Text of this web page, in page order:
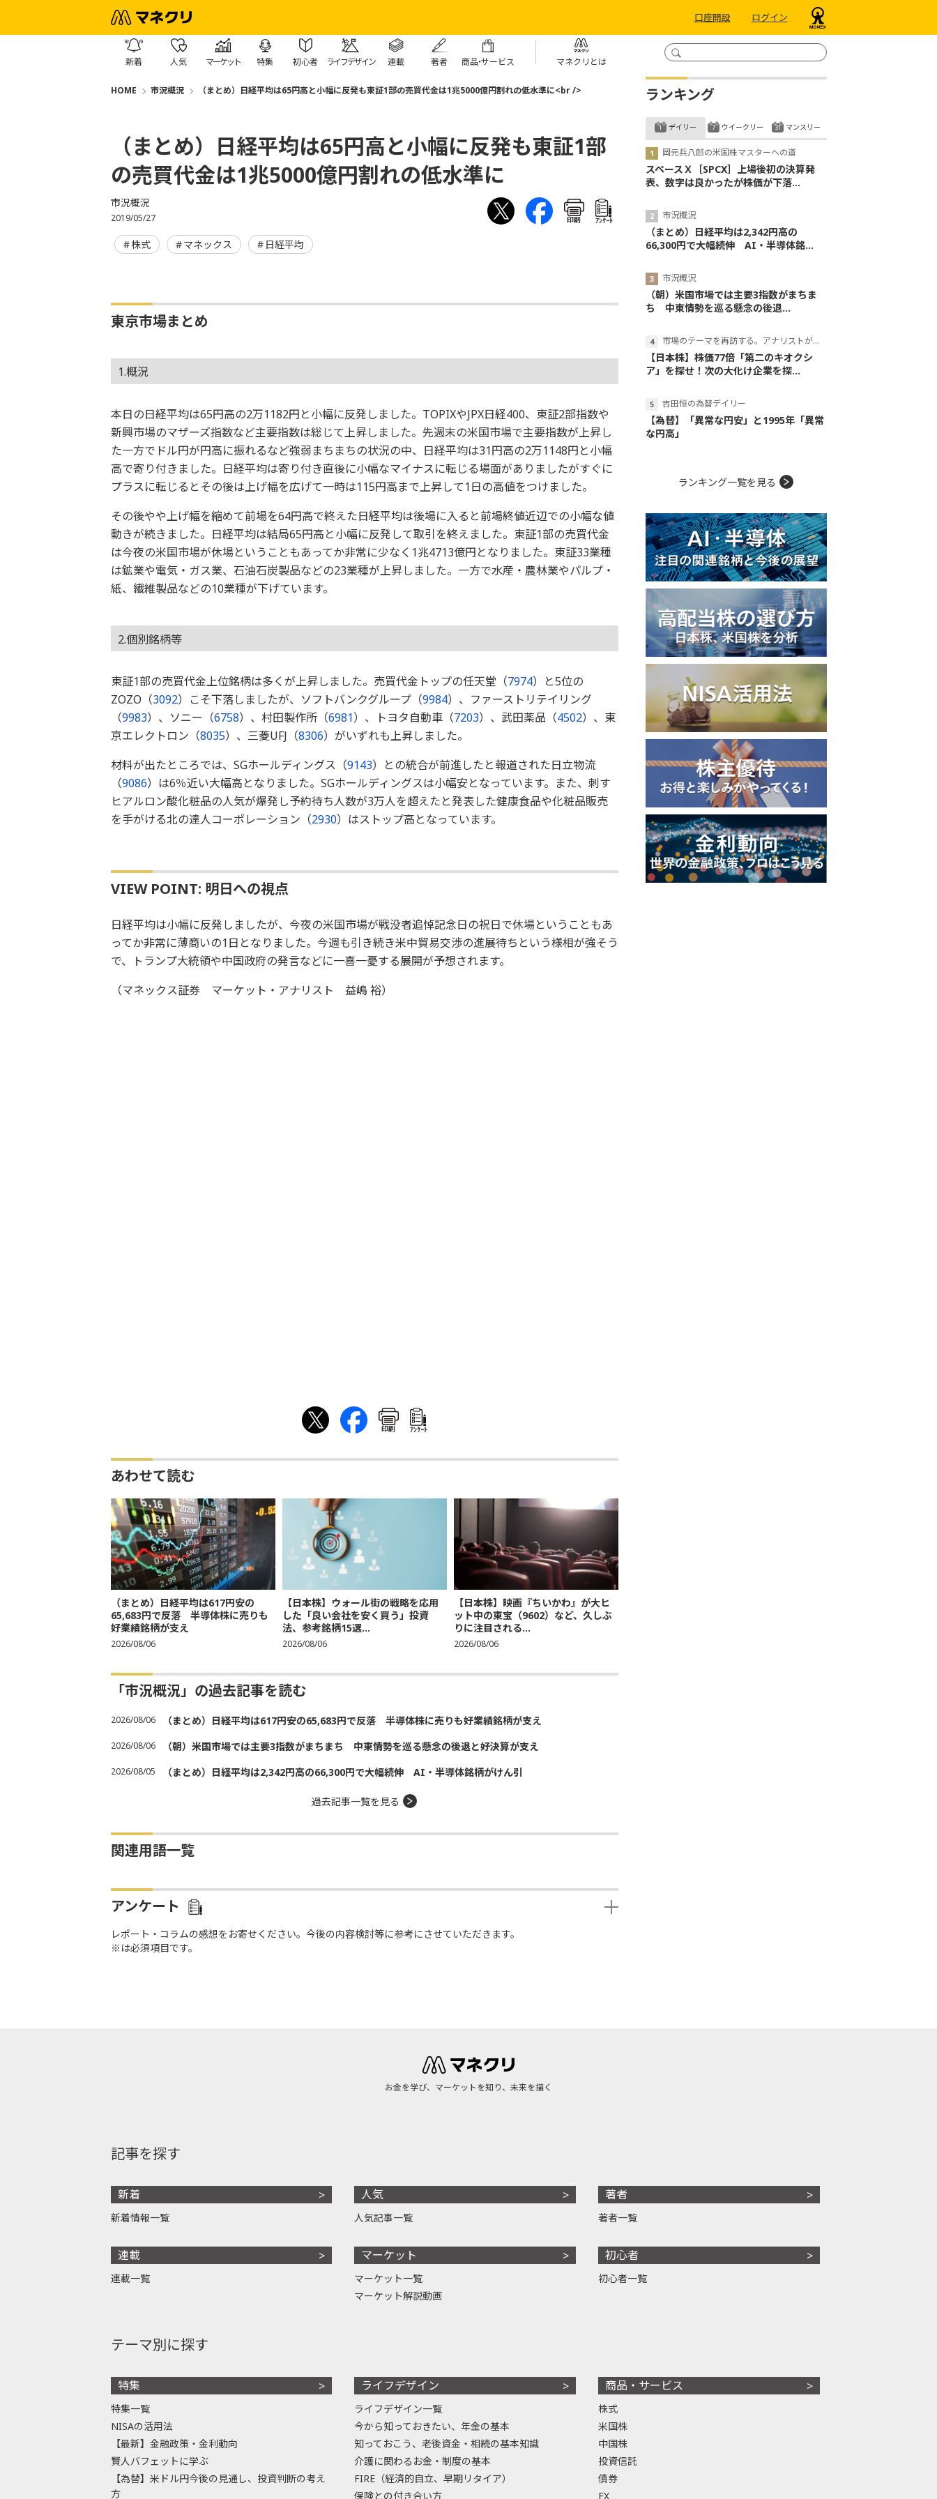
口座開設 ログイン
新着 人気 マーケット 特集 初心者 ライフデザイン 連載 著者 商品・サービス マネクリとは
HOME 市況概況 （まとめ）日経平均は65円高と小幅に反発も東証1部の売買代金は1兆5000億円割れの低水準に<br />
（まとめ）日経平均は65円高と小幅に反発も東証1部
の売買代金は1兆5000億円割れの低水準に
市況概況
2019/05/27 印刷 ｱﾝｹｰﾄ
株式 マネックス 日経平均
東京市場まとめ
1.概況
本日の日経平均は65円高の2万1182円と小幅に反発しました。TOPIXやJPX日経400、東証2部指数や
新興市場のマザーズ指数など主要指数は総じて上昇しました。先週末の米国市場で主要指数が上昇し
た一方でドル円が円高に振れるなど強弱まちまちの状況の中、日経平均は31円高の2万1148円と小幅
高で寄り付きました。日経平均は寄り付き直後に小幅なマイナスに転じる場面がありましたがすぐに
プラスに転じるとその後は上げ幅を広げて一時は115円高まで上昇して1日の高値をつけました。
その後やや上げ幅を縮めて前場を64円高で終えた日経平均は後場に入ると前場終値近辺での小幅な値
動きが続きました。日経平均は結局65円高と小幅に反発して取引を終えました。東証1部の売買代金
は今夜の米国市場が休場ということもあってか非常に少なく1兆4713億円となりました。東証33業種
は鉱業や電気・ガス業、石油石炭製品などの23業種が上昇しました。一方で水産・農林業やパルプ・
紙、繊維製品などの10業種が下げています。
2.個別銘柄等
東証1部の売買代金上位銘柄は多くが上昇しました。売買代金トップの任天堂（7974）と5位の
ZOZO（3092）こそ下落しましたが、ソフトバンクグループ（9984）、ファーストリテイリング
（9983）、ソニー（6758）、村田製作所（6981）、トヨタ自動車（7203）、武田薬品（4502）、東
京エレクトロン（8035）、三菱UFJ（8306）がいずれも上昇しました。
材料が出たところでは、SGホールディングス（9143）との統合が前進したと報道された日立物流
（9086）は6％近い大幅高となりました。SGホールディングスは小幅安となっています。また、刺す
ヒアルロン酸化粧品の人気が爆発し予約待ち人数が3万人を超えたと発表した健康食品や化粧品販売
を手がける北の達人コーポレーション（2930）はストップ高となっています。
VIEW POINT: 明日への視点
日経平均は小幅に反発しましたが、今夜の米国市場が戦没者追悼記念日の祝日で休場ということもあ
ってか非常に薄商いの1日となりました。今週も引き続き米中貿易交渉の進展待ちという様相が強そう
で、トランプ大統領や中国政府の発言などに一喜一憂する展開が予想されます。
（マネックス証券 マーケット・アナリスト 益嶋 裕）
印刷 ｱﾝｹｰﾄ
あわせて読む
（まとめ）日経平均は617円安の
65,683円で反落 半導体株に売りも
好業績銘柄が支え
2026/08/06
【日本株】ウォール街の戦略を応用
した「良い会社を安く買う」投資
法、参考銘柄15選...
2026/08/06
【日本株】映画『ちいかわ』が大ヒ
ット中の東宝（9602）など、久しぶ
りに注目される...
2026/08/06
「市況概況」の過去記事を読む
2026/08/06 （まとめ）日経平均は617円安の65,683円で反落 半導体株に売りも好業績銘柄が支え
2026/08/06 （朝）米国市場では主要3指数がまちまち 中東情勢を巡る懸念の後退と好決算が支え
2026/08/05 （まとめ）日経平均は2,342円高の66,300円で大幅続伸 AI・半導体銘柄がけん引
過去記事一覧を見る
関連用語一覧
アンケート
レポート・コラムの感想をお寄せください。今後の内容検討等に参考にさせていただきます。
※は必須項目です。
ランキング
デイリー
岡元兵八郎の米国株マスターへの道
スペースＸ［SPCX］上場後初の決算発
表、数字は良かったが株価が下落...
市況概況
（まとめ）日経平均は2,342円高の
66,300円で大幅続伸 AI・半導体銘...
市況概況
（朝）米国市場では主要3指数がまちま
ち 中東情勢を巡る懸念の後退...
市場のテーマを再訪する。アナリストが読み解くテーマの本質
【日本株】株価77倍「第二のキオクシ
ア」を探せ！次の大化け企業を探...
吉田恒の為替デイリー
【為替】「異常な円安」と1995年「異常
な円高」
ウイークリー マンスリー
ランキング一覧を見る
お金を学び、マーケットを知り、未来を描く
記事を探す
新着
新着情報一覧
連載
連載一覧
人気
人気記事一覧
マーケット
マーケット一覧
マーケット解説動画
著者
著者一覧
初心者
初心者一覧
テーマ別に探す
特集
特集一覧
NISAの活用法
【最新】金融政策・金利動向
賢人バフェットに学ぶ
【為替】米ドル円今後の見通し、投資判断の考え
方
ライフデザイン
ライフデザイン一覧
今から知っておきたい、年金の基本
知っておこう、老後資金・相続の基本知識
介護に関わるお金・制度の基本
FIRE（経済的自立、早期リタイア）
保険との付き合い方
商品・サービス
株式
米国株
中国株
投資信託
債券
FX